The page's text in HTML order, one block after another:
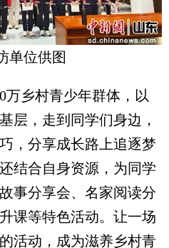
单位供图
乡村青少年群体，以
层，走到同学们身边，
，分享成长路上追逐梦
结合自身资源，为同学
事分享会、名家阅读分
课等特色活动。让一场
活动，成为滋养乡村青